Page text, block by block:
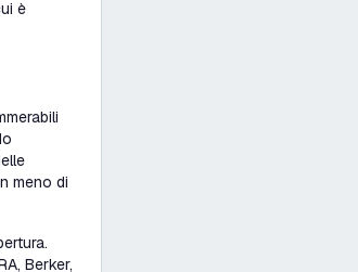
è
meno di
Berker,